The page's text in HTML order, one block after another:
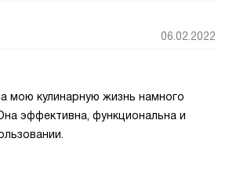
06.02.2022
мою кулинарную жизнь намного
эффективна, функциональна и